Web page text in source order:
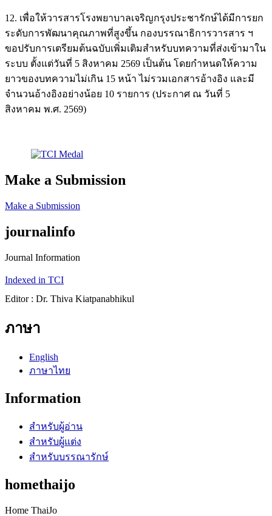
12. เพื่อให้วารสารโรงพยาบาลเจริญกรุงประชารักษ์ได้มีการยก
ระดับการพัฒนาคุณภาพที่สูงขึ้น กองบรรณาธิการวารสาร ฯ
ขอปรับการเตรียมต้นฉบับเพิ่มเติมสำหรับบทความที่ส่งเข้ามาใน
ระบบ ตั้งแต่วันที่ 5 สิงหาคม 2569 เป็นต้น โดยกำหนดให้ความ
ยาวของบทความไม่เกิน 15 หน้า ไม่รวมเอกสารอ้างอิง และมี
จำนวนอ้างอิงอย่างน้อย 10 รายการ (ประกาศ ณ วันที่ 5
สิงหาคม พ.ศ. 2569)
Make a Submission
Make a Submission
journalinfo
Journal Information
Indexed in TCI
Editor : Dr. Thiva Kiatpanabhikul
ภาษา
English
ภาษาไทย
Information
สำหรับผู้อ่าน
สำหรับผู้แต่ง
สำหรับบรรณารักษ์
homethaijo
Home ThaiJo